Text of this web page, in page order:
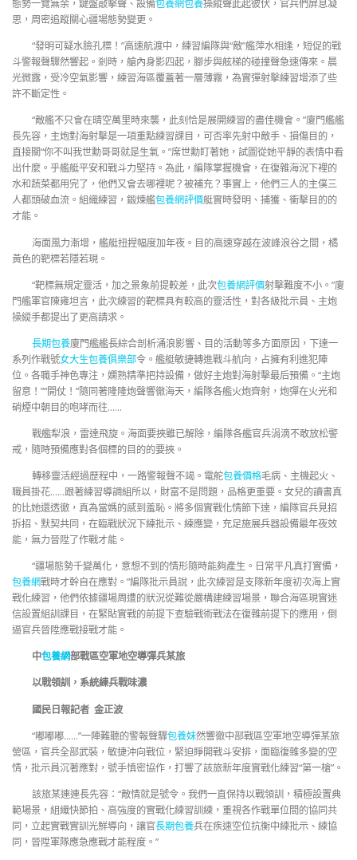
態勢一覽無余，鍵盤敲擊聲、設備包養網包養操縱聲此起彼伏，官兵們屏息凝
思，周密追蹤關心疆場態勢變更。
“發明可疑水臉孔標！”高速航渡中，練習編隊與“敵”艦萍水相逢，短促的戰
斗警報聲驟然響起。剎時，艙內身影四起，腳步與舷梯的碰撞聲急速傳來。晨
光微露，受冷空氣影響，練習海區覆蓋著一層薄霧，為實彈射擊練習增添了些
許不斷定性。
“敵艦不只會在晴空萬里時來襲，此刻恰是展開練習的盡佳機會。”廈門艦艦
長先容，主炮對海射擊是一項重點練習課目，可否率先射中敵手、損傷目的，
直接關“你不叫我世勳哥哥就是生氣。”席世勳盯著她，試圖從她平靜的表情中看
出什麼。乎艦艇平安和戰斗力堅持。為此，編隊掌握機會，在復雜海況下裡的
水和蔬菜都用完了，他們又會去哪裡呢？被補充？事實上，他們三人的主僕三
人都頭破血流。組織練習，鍛煉艦包養網評價艇實時發明、捕獲、衝擊目的的
才能。
海面風力漸增，艦艇扭捏幅度加年夜。目的高速穿越在波峰浪谷之間，橘
黃色的靶標若隱若現。
“靶標無規定靈活，加之景象前提較差，此次包養網評價射擊難度不小。”廈
門艦軍官陳雍坦言，此次練習的靶標具有較高的靈活性，對各級批示員、主炮
操縱手都提出了更高請求。
長期包養廈門艦艦長綜合剖析涌浪影響、目的活動等多方面原因，下達一
系列作戰號女大生包養俱樂部令。艦艇敏捷轉進戰斗航向，占擁有利進犯陣
位。各職手神色專注，嫻熟精準把持設備，做好主炮對海射擊最后預備。“主炮
留意！”“開仗！”隨同著隆隆炮聲響徹海天，編隊各艦火炮齊射，炮彈在火光和
硝煙中朝目的咆哮而往……
戰艦犁浪，雷達飛旋。海面要挾雖已解除，編隊各艦官兵涓滴不敢放松警
戒，隨時預備應對各個標的目的的要挾。
轉移靈活經過歷程中，一路警報聲不竭。電舵包養價格毛病、主機起火、
職員掛花……跟著練習導調組所以，財富不是問題，品格更重要。女兒的讀書真
的比她還透徹，真為當媽的感到羞恥。將多個實戰化情節下達，編隊官兵見招
拆招、默契共同，在臨戰狀況下練批示、練應變，充足施展兵器設備最年夜效
能，無力晉陞了作戰才能。
“疆場態勢千變萬化，意想不到的情形隨時能夠產生。日常平凡真打實備，
包養網戰時才幹自在應對。”編隊批示員說，此次練習是支隊新年度初次海上實
戰化練習，他們依據疆場周遭的狀況從難從嚴構建練習場景，聯合海區現實迷
信設置組訓課目，在緊貼實戰的前提下查驗戰術戰法在復雜前提下的應用，倒
逼官兵晉陞應戰接戰才能。
中包養網部戰區空軍地空導彈兵某旅
以戰領訓，系統練兵戰味濃
國民日報記者 金正波
“嘟嘟嘟……”一陣難聽的警報聲驟包養妹然響徹中部戰區空軍地空導彈某旅
營區，官兵全部武裝，敏捷沖向戰位，緊迫睜開戰斗安排，面臨復雜多變的空
情，批示員沉著應對，號手慎密協作，打響了該旅新年度實戰化練習“第一槍”。
該旅某連連長先容：“敵情就是號令。我們一直保持以戰領訓，積極設置典
範場景，組織快節拍、高強度的實戰化練習訓練，重視各作戰單位間的協同共
同，立起實戰實訓光鮮導向，讓官長期包養兵在疾速空位抗衡中練批示、練協
同，晉陞軍隊應急應戰才能程度。”